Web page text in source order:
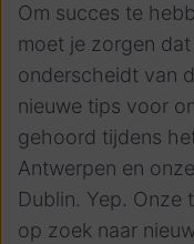
Om succes te
moet je zorgen
onderscheidt van
nieuwe tips voor
gehoord tijdens
Antwerpen en
Dublin. Yep. Onze
op zoek naar